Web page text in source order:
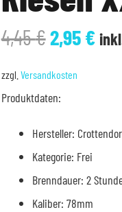
4,45€
Preis
war:
4,45 €
2,95€
zzgl. Versandkosten
Produktdaten:
Hersteller:
Kategorie: Frei
Brenndauer: 2
Kaliber: 78mm